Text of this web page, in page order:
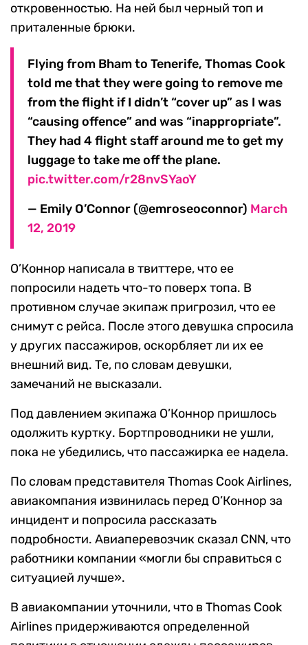
откровенностью. На ней был черный топ и
приталенные брюки.
Flying from Bham to Tenerife, Thomas Cook
told me that they were going to remove me
from the flight if I didn’t “cover up” as I was
“causing offence” and was “inappropriate”.
They had 4 flight staff around me to get my
luggage to take me off the plane.
pic.twitter.com/r28nvSYaoY
— Emily O’Connor (@emroseoconnor) March
12, 2019
О’Коннор написала в твиттере, что ее
попросили надеть что-то поверх топа. В
противном случае экипаж пригрозил, что ее
снимут с рейса. После этого девушка спросила
у других пассажиров, оскорбляет ли их ее
внешний вид. Те, по словам девушки,
замечаний не высказали.
Под давлением экипажа О’Коннор пришлось
одолжить куртку. Бортпроводники не ушли,
пока не убедились, что пассажирка ее надела.
По словам представителя Thomas Cook Airlines,
авиакомпания извинилась перед О’Коннор за
инцидент и попросила рассказать
подробности. Авиаперевозчик сказал CNN, что
работники компании «могли бы справиться с
ситуацией лучше».
В авиакомпании уточнили, что в Thomas Cook
Airlines придерживаются определенной